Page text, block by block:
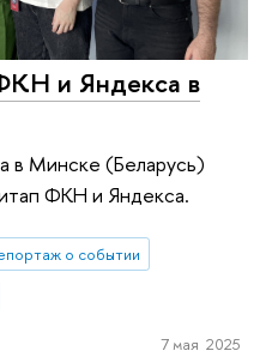
и Яндекса в
в Минске (Беларусь)
ФКН и Яндекса.
о событии
7 мая 2025